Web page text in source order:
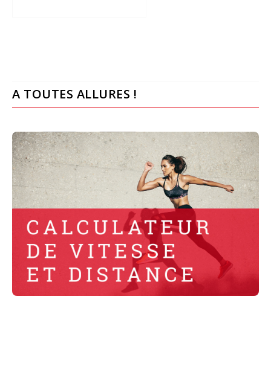
A TOUTES ALLURES !